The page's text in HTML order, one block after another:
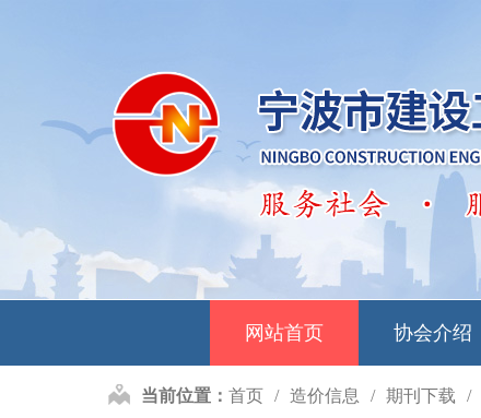
网站首页 协会介绍
当前位置： 首页 造价信息 期刊下载